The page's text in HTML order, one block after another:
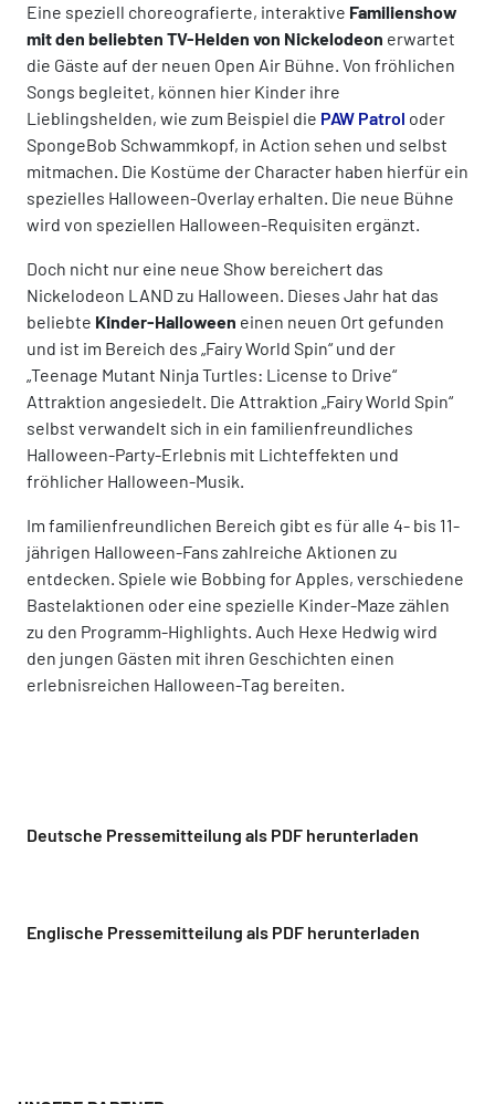
Eine speziell choreografierte, interaktive Familienshow
mit den beliebten TV-Helden von Nickelodeon erwartet
die Gäste auf der neuen Open Air Bühne. Von fröhlichen
Songs begleitet, können hier Kinder ihre
Lieblingshelden, wie zum Beispiel die PAW Patrol oder
SpongeBob Schwammkopf, in Action sehen und selbst
mitmachen. Die Kostüme der Character haben hierfür ein
spezielles Halloween-Overlay erhalten. Die neue Bühne
wird von speziellen Halloween-Requisiten ergänzt.
Doch nicht nur eine neue Show bereichert das
Nickelodeon LAND zu Halloween. Dieses Jahr hat das
beliebte Kinder-Halloween einen neuen Ort gefunden
und ist im Bereich des „Fairy World Spin“ und der
„Teenage Mutant Ninja Turtles: License to Drive“
Attraktion angesiedelt. Die Attraktion „Fairy World Spin“
selbst verwandelt sich in ein familienfreundliches
Halloween-Party-Erlebnis mit Lichteffekten und
fröhlicher Halloween-Musik.
Im familienfreundlichen Bereich gibt es für alle 4- bis 11-
jährigen Halloween-Fans zahlreiche Aktionen zu
entdecken. Spiele wie Bobbing for Apples, verschiedene
Bastelaktionen oder eine spezielle Kinder-Maze zählen
zu den Programm-Highlights. Auch Hexe Hedwig wird
den jungen Gästen mit ihren Geschichten einen
erlebnisreichen Halloween-Tag bereiten.
Deutsche Pressemitteilung als PDF herunterladen
Englische Pressemitteilung als PDF herunterladen